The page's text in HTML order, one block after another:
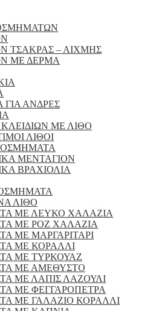
ΤΣΑΚΡΑΣ – ΑΙΧΜΗΣ
ΜΕ ΔΕΡΜΑ
ΓΙΑ ΑΝΔΡΕΣ
ΜΕ ΛΙΘΟ
ΛΙΘΟΙ
ΜΕΝΤΑΓΙΟΝ
ΒΡΑΧΙΟΛΙΑ
ΛΙΘΟ
ΜΕ ΛΕΥΚΟ ΧΑΛΑΖΙΑ
ΜΕ ΡΟΖ ΧΑΛΑΖΙΑ
ΜΕ ΜΑΡΓΑΡΙΤΑΡΙ
ΜΕ ΚΟΡΑΛΛΙ
ΜΕ ΤΥΡΚΟΥΑΖ
ΜΕ ΑΜΕΘΥΣΤΟ
ΜΕ ΛΑΠΙΣ ΛΑΖΟΥΛΙ
ΜΕ ΦΕΓΓΑΡΟΠΕΤΡΑ
ΜΕ ΓΑΛΑΖΙΟ ΚΟΡΑΛΛΙ